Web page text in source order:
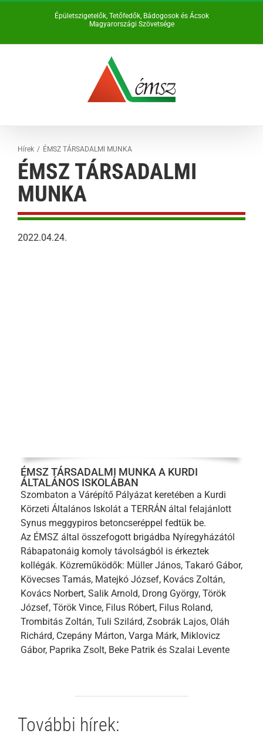
Épületszigetelők, Tetőfedők, Bádogosok és Ácsok
Magyarországi Szövetsége
Hírek ÉMSZ TÁRSADALMI MUNKA
ÉMSZ TÁRSADALMI
MUNKA
2022.04.24.
ÉMSZ TÁRSADALMI MUNKA A KURDI
ÁLTALÁNOS ISKOLÁBAN
Szombaton a Várépítő Pályázat keretében a Kurdi
Körzeti Általános Iskolát a TERRÁN által felajánlott
Synus meggypiros betoncseréppel fedtük be.
Az ÉMSZ által összefogott brigádba Nyíregyházától
Rábapatonáig komoly távolságból is érkeztek
kollégák. Közreműködők: Müller János, Takaró Gábor,
Kövecses Tamás, Matejkó József, Kovács Zoltán,
Kovács Norbert, Salik Arnold, Drong György, Török
József, Török Vince, Filus Róbert, Filus Roland,
Trombitás Zoltán, Tuli Szilárd, Zsobrák Lajos, Oláh
Richárd, Czepány Márton, Varga Márk, Miklovicz
Gábor, Paprika Zsolt, Beke Patrik és Szalai Levente
További hírek: